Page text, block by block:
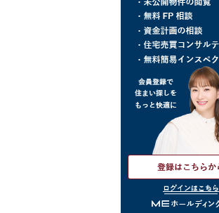
ログインはこちら